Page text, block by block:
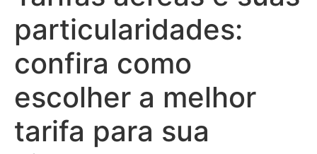
particularidades:
confira como
escolher a melhor
tarifa para sua